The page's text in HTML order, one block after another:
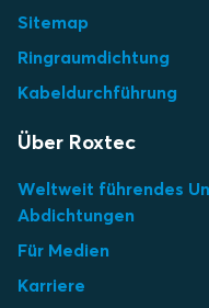
Sitemap
Ringraumdichtung
Kabeldurchführung
Über Roxtec
Weltweit führendes
Abdichtungen
Für Medien
Karriere